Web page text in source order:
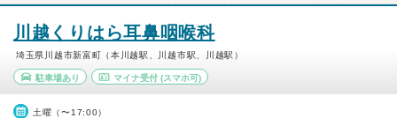
川越くりはら耳鼻咽喉科
埼玉県川越市新富町（本川越駅、川越市駅、川越駅）
駐車場あり マイナ受付(スマホ可)
土曜（〜17:00）